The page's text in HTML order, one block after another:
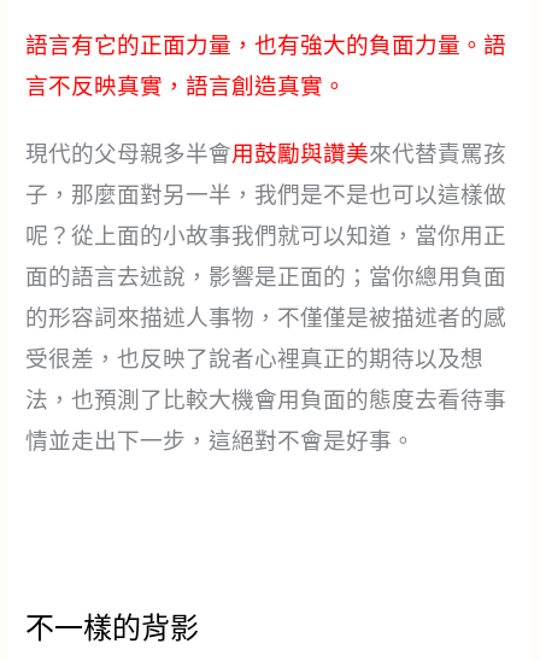
語言有它的正面力量，也有強大的負面力量。語
言不反映真實，語言創造真實。
現代的父母親多半會用鼓勵與讚美來代替責罵孩
子，那麼面對另一半，我們是不是也可以這樣做
呢？從上面的小故事我們就可以知道，當你用正
面的語言去述說，影響是正面的；當你總用負面
的形容詞來描述人事物，不僅僅是被描述者的感
受很差，也反映了說者心裡真正的期待以及想
法，也預測了比較大機會用負面的態度去看待事
情並走出下一步，這絕對不會是好事。
不一樣的背影